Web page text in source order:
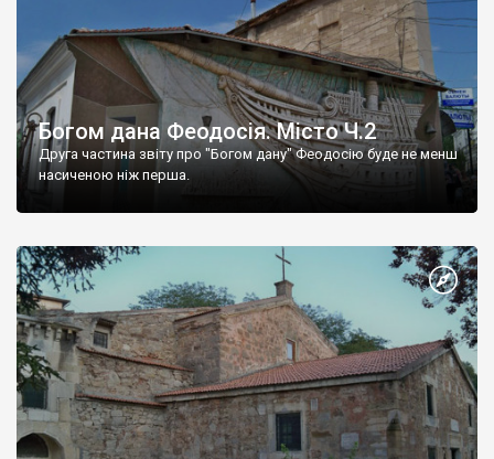
Богом дана Феодосія. Місто Ч.2
Друга частина звіту про "Богом дану" Феодосію буде не менш
насиченою ніж перша.